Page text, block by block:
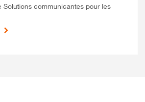
Solutions communicantes pour les